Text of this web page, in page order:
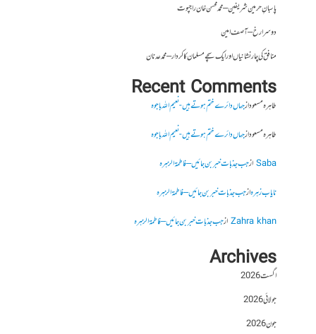
پاسبانِ حرمین شریفین – محمد محسن خان راجپوت
دوسرا رخ – آصف امین
منافق کی چار نشانیاں اور ایک سچے مسلمان کا کردار – محمد عدنان
Recent Comments
طاہرہ مسعودازجہاں دائرے ختم ہوتے ہیں- نعیم اللہ باجوہ
طاہرہ مسعودازجہاں دائرے ختم ہوتے ہیں- نعیم اللہ باجوہ
Sabaازجب جذبات خبر بن جائیں – فاطمۃالزہرہ
نایاب زہرہازجب جذبات خبر بن جائیں – فاطمۃالزہرہ
Zahra khanازجب جذبات خبر بن جائیں – فاطمۃالزہرہ
Archives
اگست 2026
جولائی 2026
جون 2026